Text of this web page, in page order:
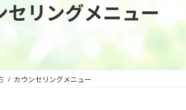
セリングメニュー
カウンセリングメニュー